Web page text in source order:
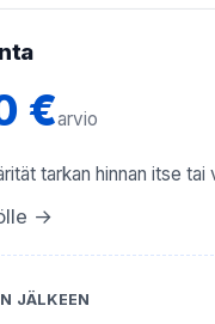
€arvio
tarkan hinnan itse
→
JÄLKEEN